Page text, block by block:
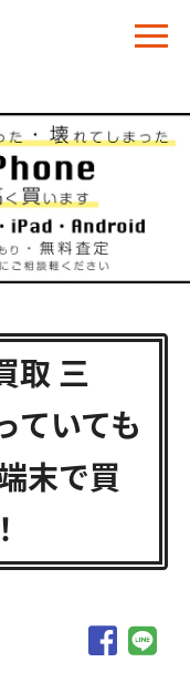
取 三
ていても
末で買